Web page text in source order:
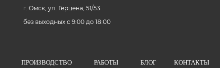
г. Омск, ул. Герцена, 51/53
без выходных с 9:00 до 18:00
ПРОИЗВОДСТВО РАБОТЫ БЛОГ КОНТАКТЫ